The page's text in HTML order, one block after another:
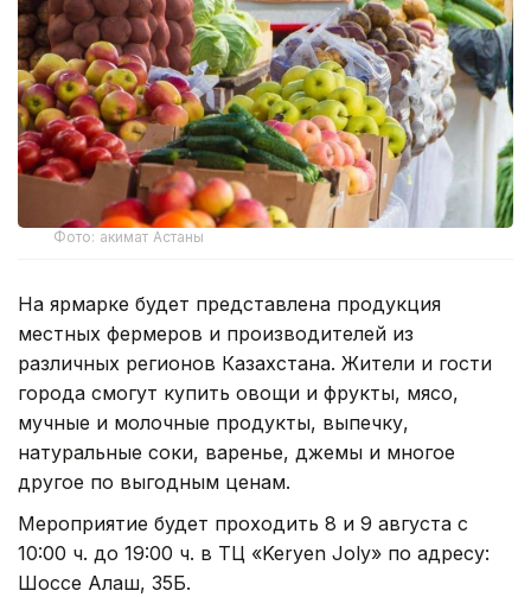
Фото: акимат Астаны
На ярмарке будет представлена продукция
местных фермеров и производителей из
различных регионов Казахстана. Жители и гости
города смогут купить овощи и фрукты, мясо,
мучные и молочные продукты, выпечку,
натуральные соки, варенье, джемы и многое
другое по выгодным ценам.
Мероприятие будет проходить 8 и 9 августа с
10:00 ч. до 19:00 ч. в ТЦ «Keryen Joly» по адресу:
Шоссе Алаш, 35Б.